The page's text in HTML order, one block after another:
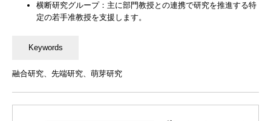
横断研究グループ：主に部門教授との連携で研究を推進する特
定の若手准教授を支援します。
融合研究、先端研究、萌芽研究